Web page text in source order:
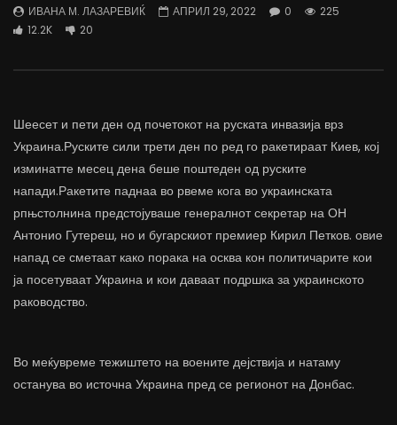
ЈУНИ 30, 2022
0
2.6K
ЈУНИ 30, 2022
ИВАНА М. ЛАЗАРЕВИЌ АПРИЛ 29, 2022 0
225
12.2K
20
Шеесет и пети ден од почетокот на руската инвазија врз
Украина.Руските сили трети ден по ред го ракетираат Киев, кој
изминатте месец дена беше поштеден од руските
напади.Ракетите паднаа во рвеме кога во украинската
рпњстолнина предстојуваше генералнот секретар на ОН
Антонио Гутереш, но и бугарскиот премиер Кирил Петков. овие
напад се сметаат како порака на осква кон политичарите кои
ја посетуваат Украина и кои даваат подршка за украинското
раководство.
Во меќувреме тежиштето на воените дејствија и натаму
останува во источна Украина пред се регионот на Донбас.